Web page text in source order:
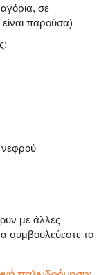
σε
παρούσα)
νεφρού
με άλλες
συμβουλεύεστε το